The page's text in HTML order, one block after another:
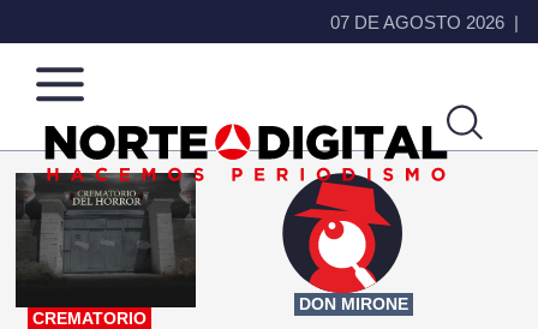
07 DE AGOSTO 2026
Norte
de
Ciudad
Más
que
noticias,
hacemos periodismo
CREMATORIO
DON MIRONE